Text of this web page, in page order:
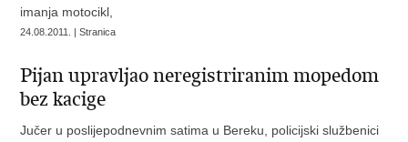
imanja motocikl,
24.08.2011. | Stranica
Pijan upravljao neregistriranim mopedom
bez kacige
Jučer u poslijepodnevnim satima u Bereku, policijski službenici